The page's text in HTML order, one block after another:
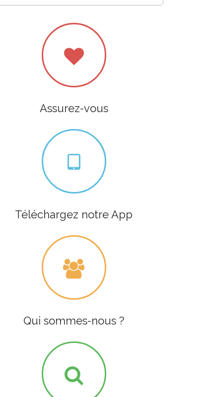
Assurez-vous
Téléchargez notre App
Qui sommes-nous ?